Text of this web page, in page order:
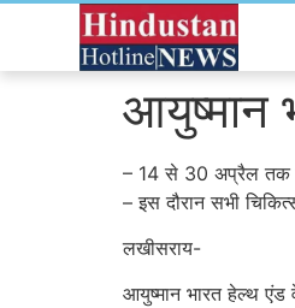
आयुष्मान
– 14 से 30 अप्रैल तक
– इस दौरान सभी
लखीसराय-
आयुष्मान भारत हेल्थ